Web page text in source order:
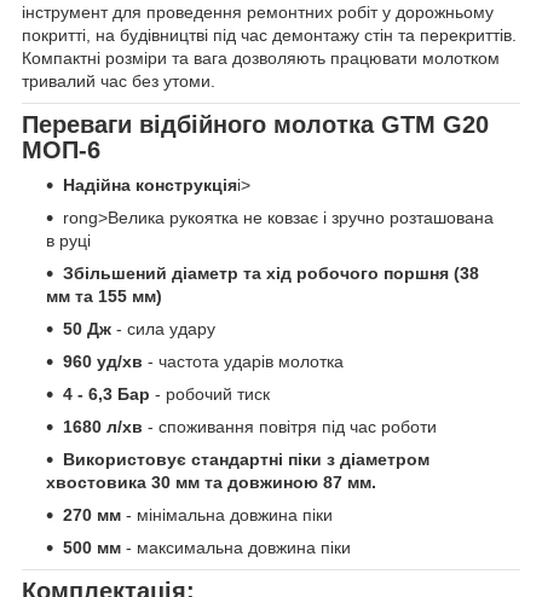
інструмент для проведення ремонтних робіт у дорожньому
покритті, на будівництві під час демонтажу стін та перекриттів.
Компактні розміри та вага дозволяють працювати молотком
тривалий час без утоми.
Переваги відбійного молотка GTM G20
МОП-6
Надійна конструкціяi>
rong>Велика рукоятка не ковзає і зручно розташована
в руці
Збільшений діаметр та хід робочого поршня (38
мм та 155 мм)
50 Дж - сила удару
960 уд/хв - частота ударів молотка
4 - 6,3 Бар - робочий тиск
1680 л/хв - споживання повітря під час роботи
Використовує стандартні піки з діаметром
хвостовика 30 мм та довжиною 87 мм.
270 мм - мінімальна довжина піки
500 мм - максимальна довжина піки
Комплектація: